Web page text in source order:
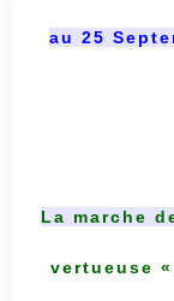
au 25
La marche
vertueuse